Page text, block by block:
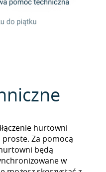
hurtowni
Za pomocą
będą
w